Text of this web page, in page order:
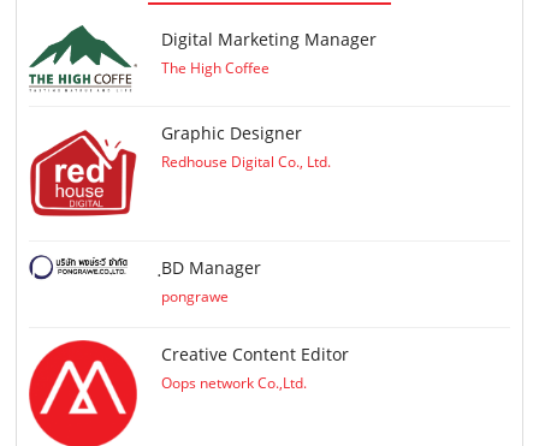
Digital Marketing Manager
The High Coffee
Graphic Designer
Redhouse Digital Co., Ltd.
ฺBD Manager
pongrawe
Creative Content Editor
Oops network Co.,Ltd.